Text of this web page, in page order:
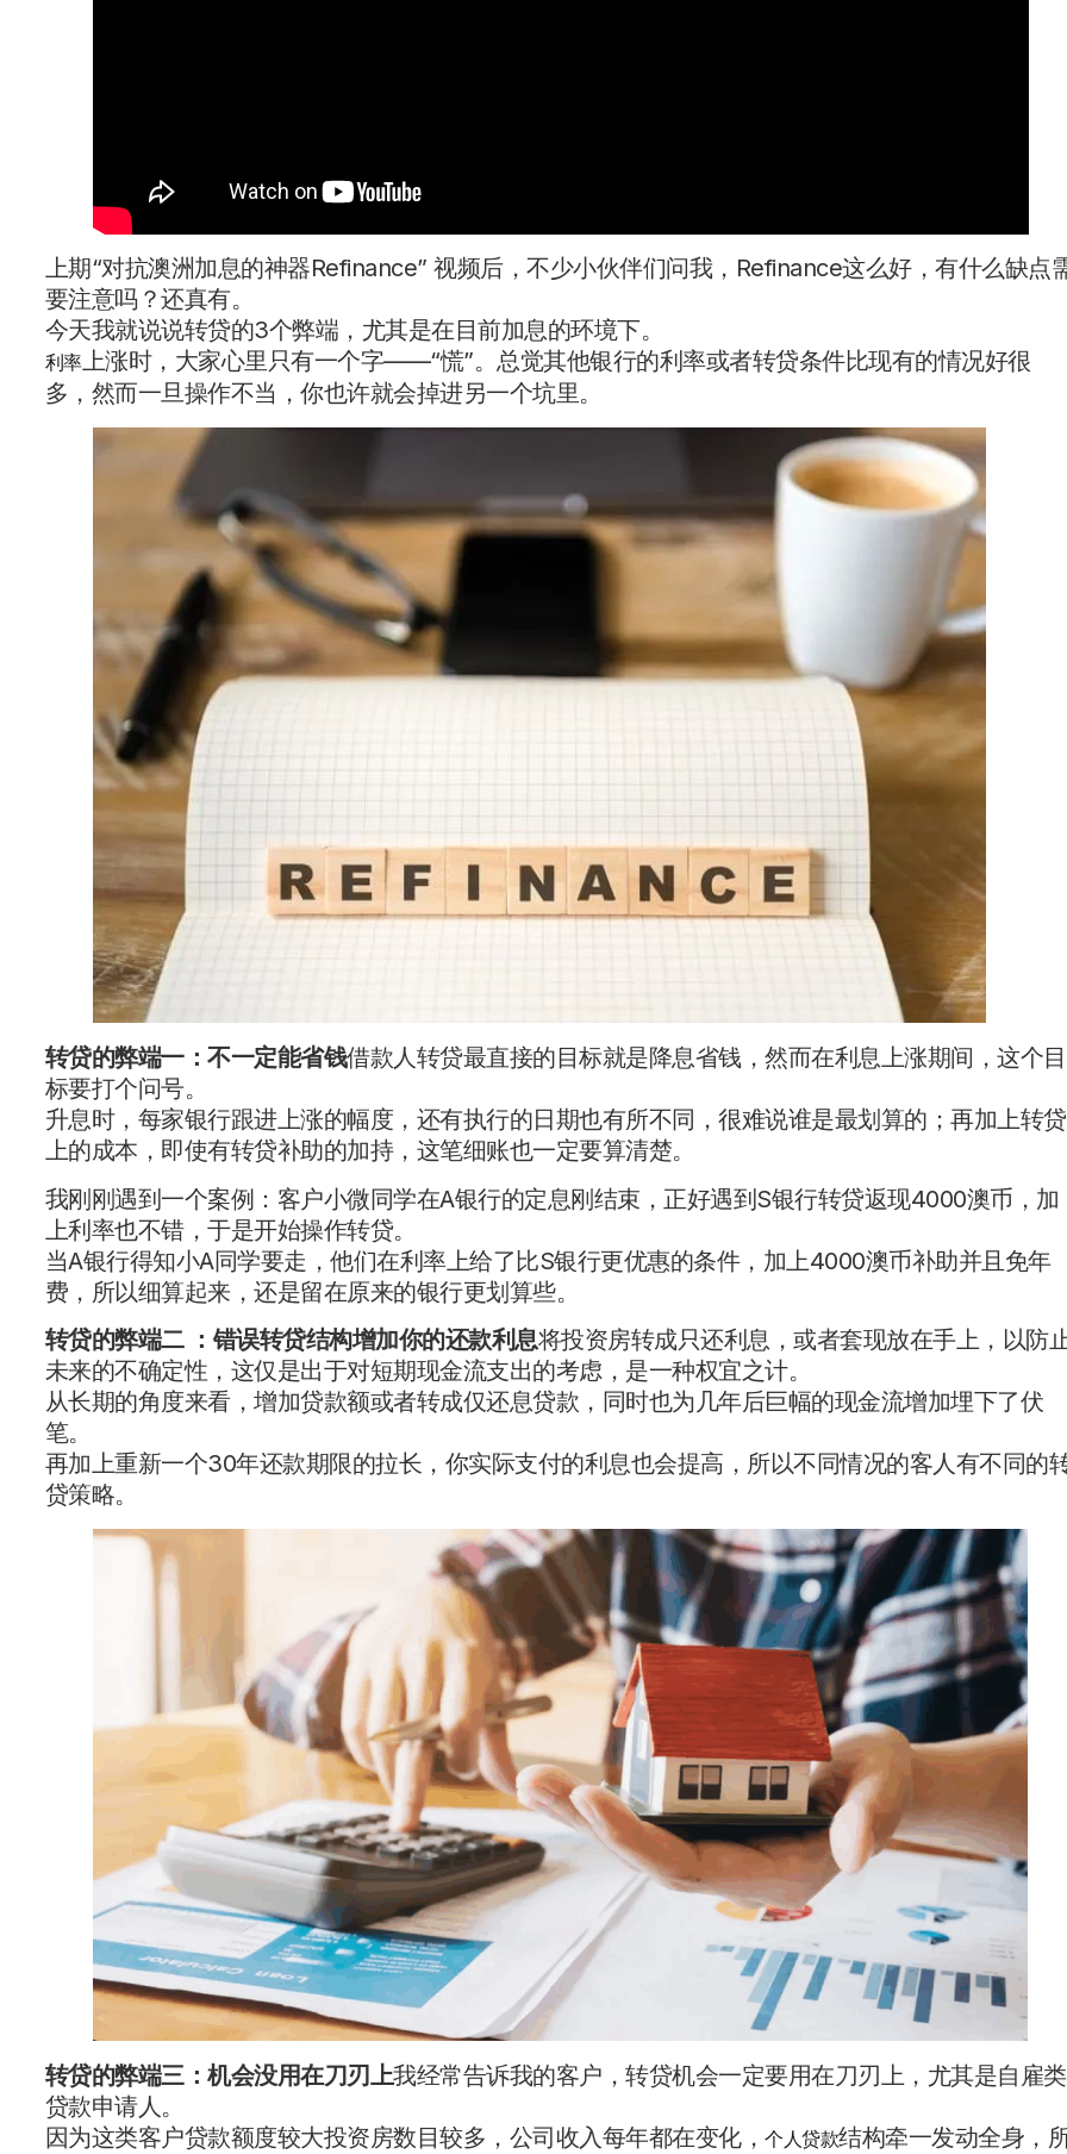
上期“对抗澳洲加息的神器Refinance” 视频后，不少小伙伴们问我，Refinance这么好，有什么缺点
要注意吗？还真有。
今天我就说说转贷的3个弊端，尤其是在目前加息的环境下。
利率上涨时，大家心里只有一个字——“慌”。总觉其他银行的利率或者转贷条件比现有的情况好很
多，然而一旦操作不当，你也许就会掉进另一个坑里。
转贷的弊端一：不一定能省钱借款人转贷最直接的目标就是降息省钱，然而在利息上涨期间，这个目
标要打个问号。
升息时，每家银行跟进上涨的幅度，还有执行的日期也有所不同，很难说谁是最划算的；再加上转贷
上的成本，即使有转贷补助的加持，这笔细账也一定要算清楚。
我刚刚遇到一个案例：客户小微同学在A银行的定息刚结束，正好遇到S银行转贷返现4000澳币，加
上利率也不错，于是开始操作转贷。
当A银行得知小A同学要走，他们在利率上给了比S银行更优惠的条件，加上4000澳币补助并且免年
费，所以细算起来，还是留在原来的银行更划算些。
转贷的弊端二 ：错误转贷结构增加你的还款利息将投资房转成只还利息，或者套现放在手上，以防
未来的不确定性，这仅是出于对短期现金流支出的考虑，是一种权宜之计。
从长期的角度来看，增加贷款额或者转成仅还息贷款，同时也为几年后巨幅的现金流增加埋下了伏
笔。
再加上重新一个30年还款期限的拉长，你实际支付的利息也会提高，所以不同情况的客人有不同的
贷策略。
转贷的弊端三：机会没用在刀刃上我经常告诉我的客户，转贷机会一定要用在刀刃上，尤其是自雇类
贷款申请人。
因为这类客户贷款额度较大投资房数目较多，公司收入每年都在变化，个人贷款结构牵一发动全身，